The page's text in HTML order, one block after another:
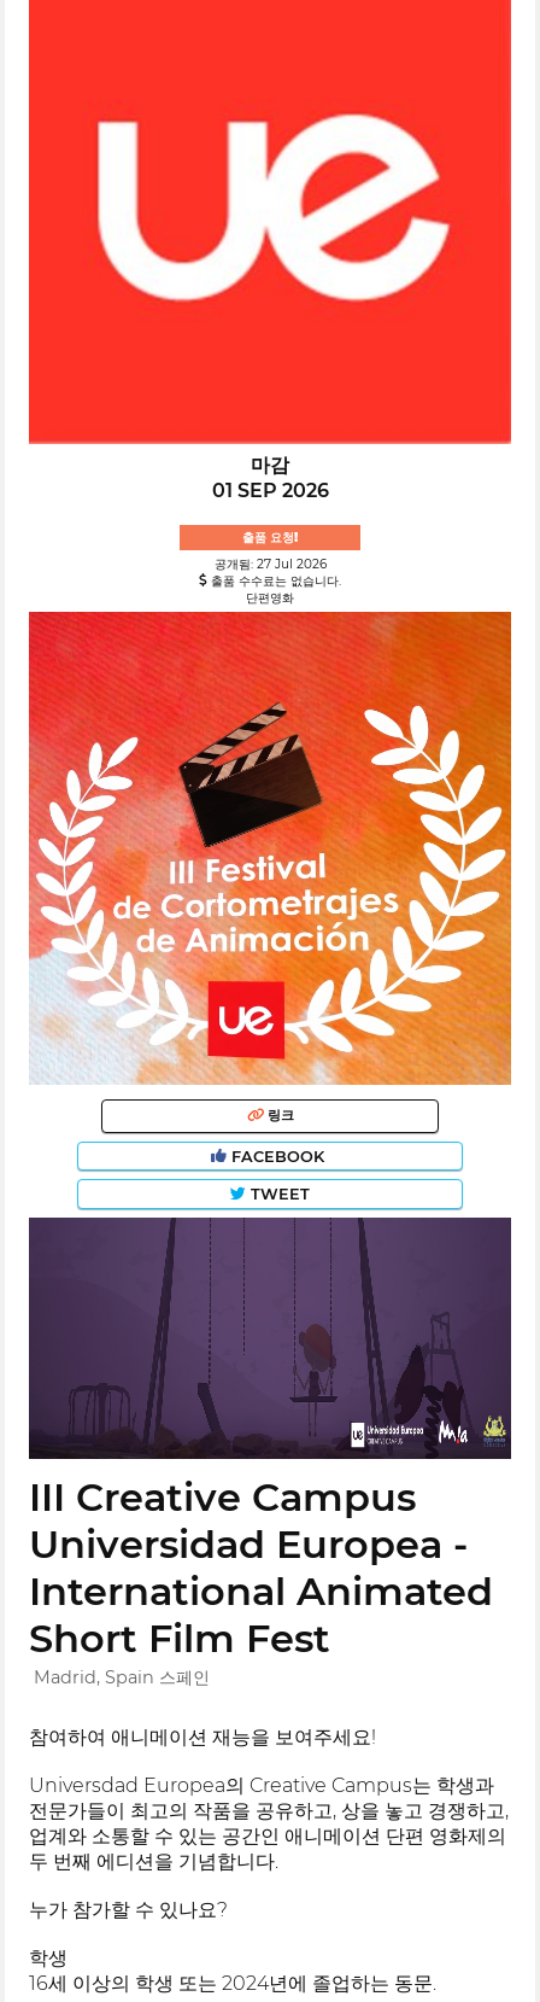
마감
01 SEP 2026
출품 요청!
공개됨: 27 Jul 2026
출품 수수료는 없습니다.
단편영화
링크
FACEBOOK
TWEET
III Creative Campus
Universidad Europea -
International Animated
Short Film Fest
Madrid, Spain 스페인
참여하여 애니메이션 재능을 보여주세요!
Universdad Europea의 Creative Campus는 학생과
전문가들이 최고의 작품을 공유하고, 상을 놓고 경쟁하고,
업계와 소통할 수 있는 공간인 애니메이션 단편 영화제의
두 번째 에디션을 기념합니다.
누가 참가할 수 있나요?
학생
16세 이상의 학생 또는 2024년에 졸업하는 동문.